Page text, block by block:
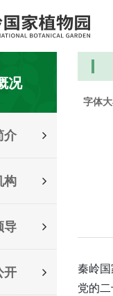
况
介
构
导
开
字体大
秦岭
党的